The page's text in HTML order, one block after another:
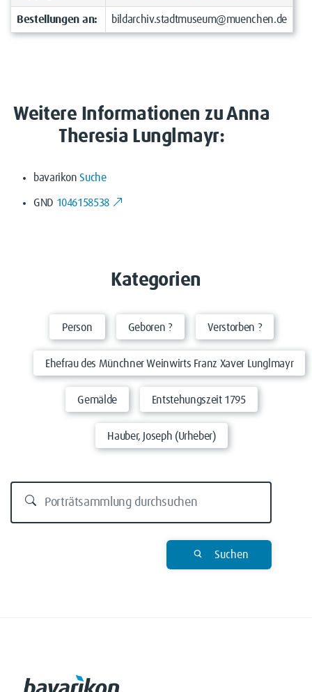
Bestellungen an: bildarchiv.stadtmuseum@muenchen.de
Weitere Informationen zu Anna
Theresia Lunglmayr:
bavarikonSuche
GND 1046158538
Kategorien
Person Geboren ? Verstorben ?
Ehefrau des Münchner Weinwirts Franz Xaver Lunglmayr
Gemälde Entstehungszeit 1795
Hauber, Joseph (Urheber)
Suchen